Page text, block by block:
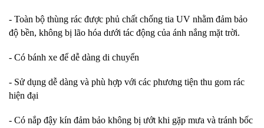
- Toàn bộ thùng rác được phủ chất chống tia UV nhằm đảm bảo
độ bền, không bị lão hóa dưới tác động của ánh nắng mặt trời.
- Có bánh xe để dễ dàng di chuyển
- Sử dụng dễ dàng và phù hợp với các phương tiện thu gom rác
hiện đại
- Có nắp đậy kín đảm bảo không bị ướt khi gặp mưa và tránh bốc